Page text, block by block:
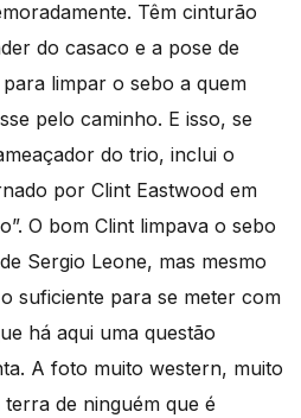
Têm cinturão
do casaco e a pose de
limpar o sebo a quem
pelo caminho. E isso, se
do trio, inclui o
por Clint Eastwood em
O bom Clint limpava o sebo
Sergio Leone, mas mesmo
suficiente para se meter com
há aqui uma questão
A foto muito western, muito
de ninguém que é